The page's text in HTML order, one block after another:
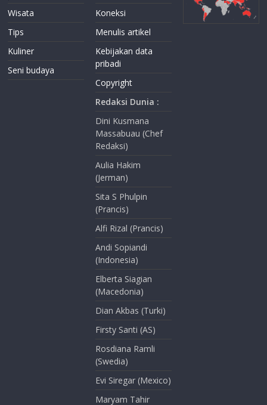
Wisata
Tips
Kuliner
Seni budaya
Koneksi
Menulis artikel
Kebijakan data
pribadi
Copyright
Redaksi Dunia :
Dini Kusmana
Massabuau (Chef
Redaksi)
Aulia Hakim
(Jerman)
Sita S Phulpin
(Prancis)
Alfi Rizal (Prancis)
Andi Sopiandi
(Indonesia)
Elberta Siagian
(Macedonia)
Dian Akbas (Turki)
Firsty Santi (AS)
Rosdiana Ramli
(Swedia)
Evi Siregar (Mexico)
Maryam Tahir